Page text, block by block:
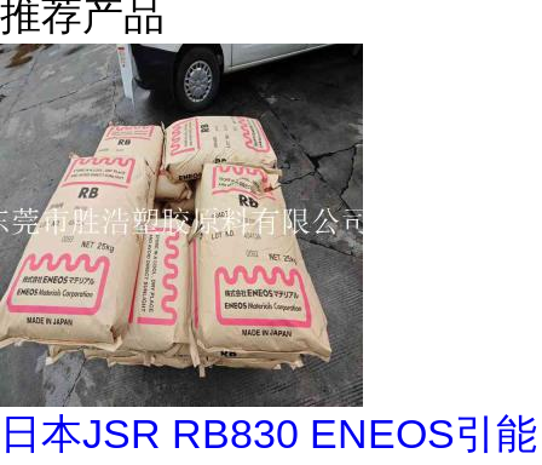
推荐产品
日本JSR RB830 ENEOS引能